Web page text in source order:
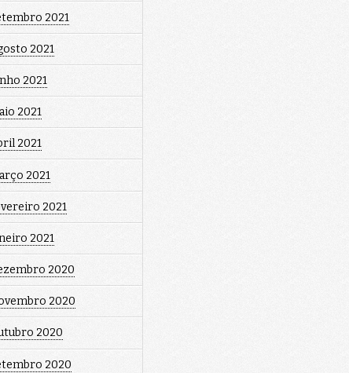
2021
2021
2021
2021
2021
2021
2021
2021
2020
2020
2020
2020